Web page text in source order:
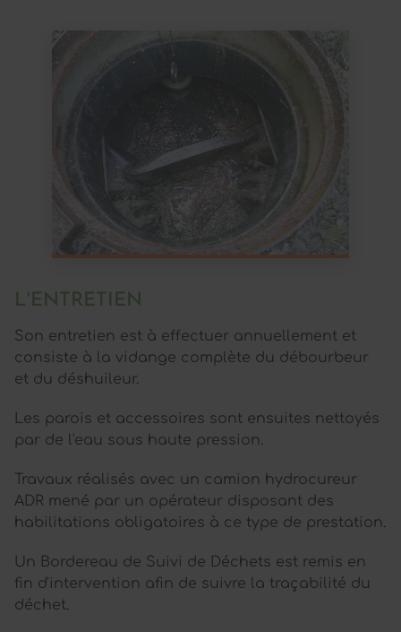
L'ENTRETIEN
Son entretien est à effectuer annuellement et
consiste à la vidange complète du débourbeur
et du déshuileur.
Les parois et accessoires sont ensuites nettoyés
par de l'eau sous haute pression.
Travaux réalisés avec un camion hydrocureur
ADR mené par un opérateur disposant des
habilitations obligatoires à ce type de prestation.
Un Bordereau de Suivi de Déchets est remis en
fin d'intervention afin de suivre la traçabilité du
déchet.